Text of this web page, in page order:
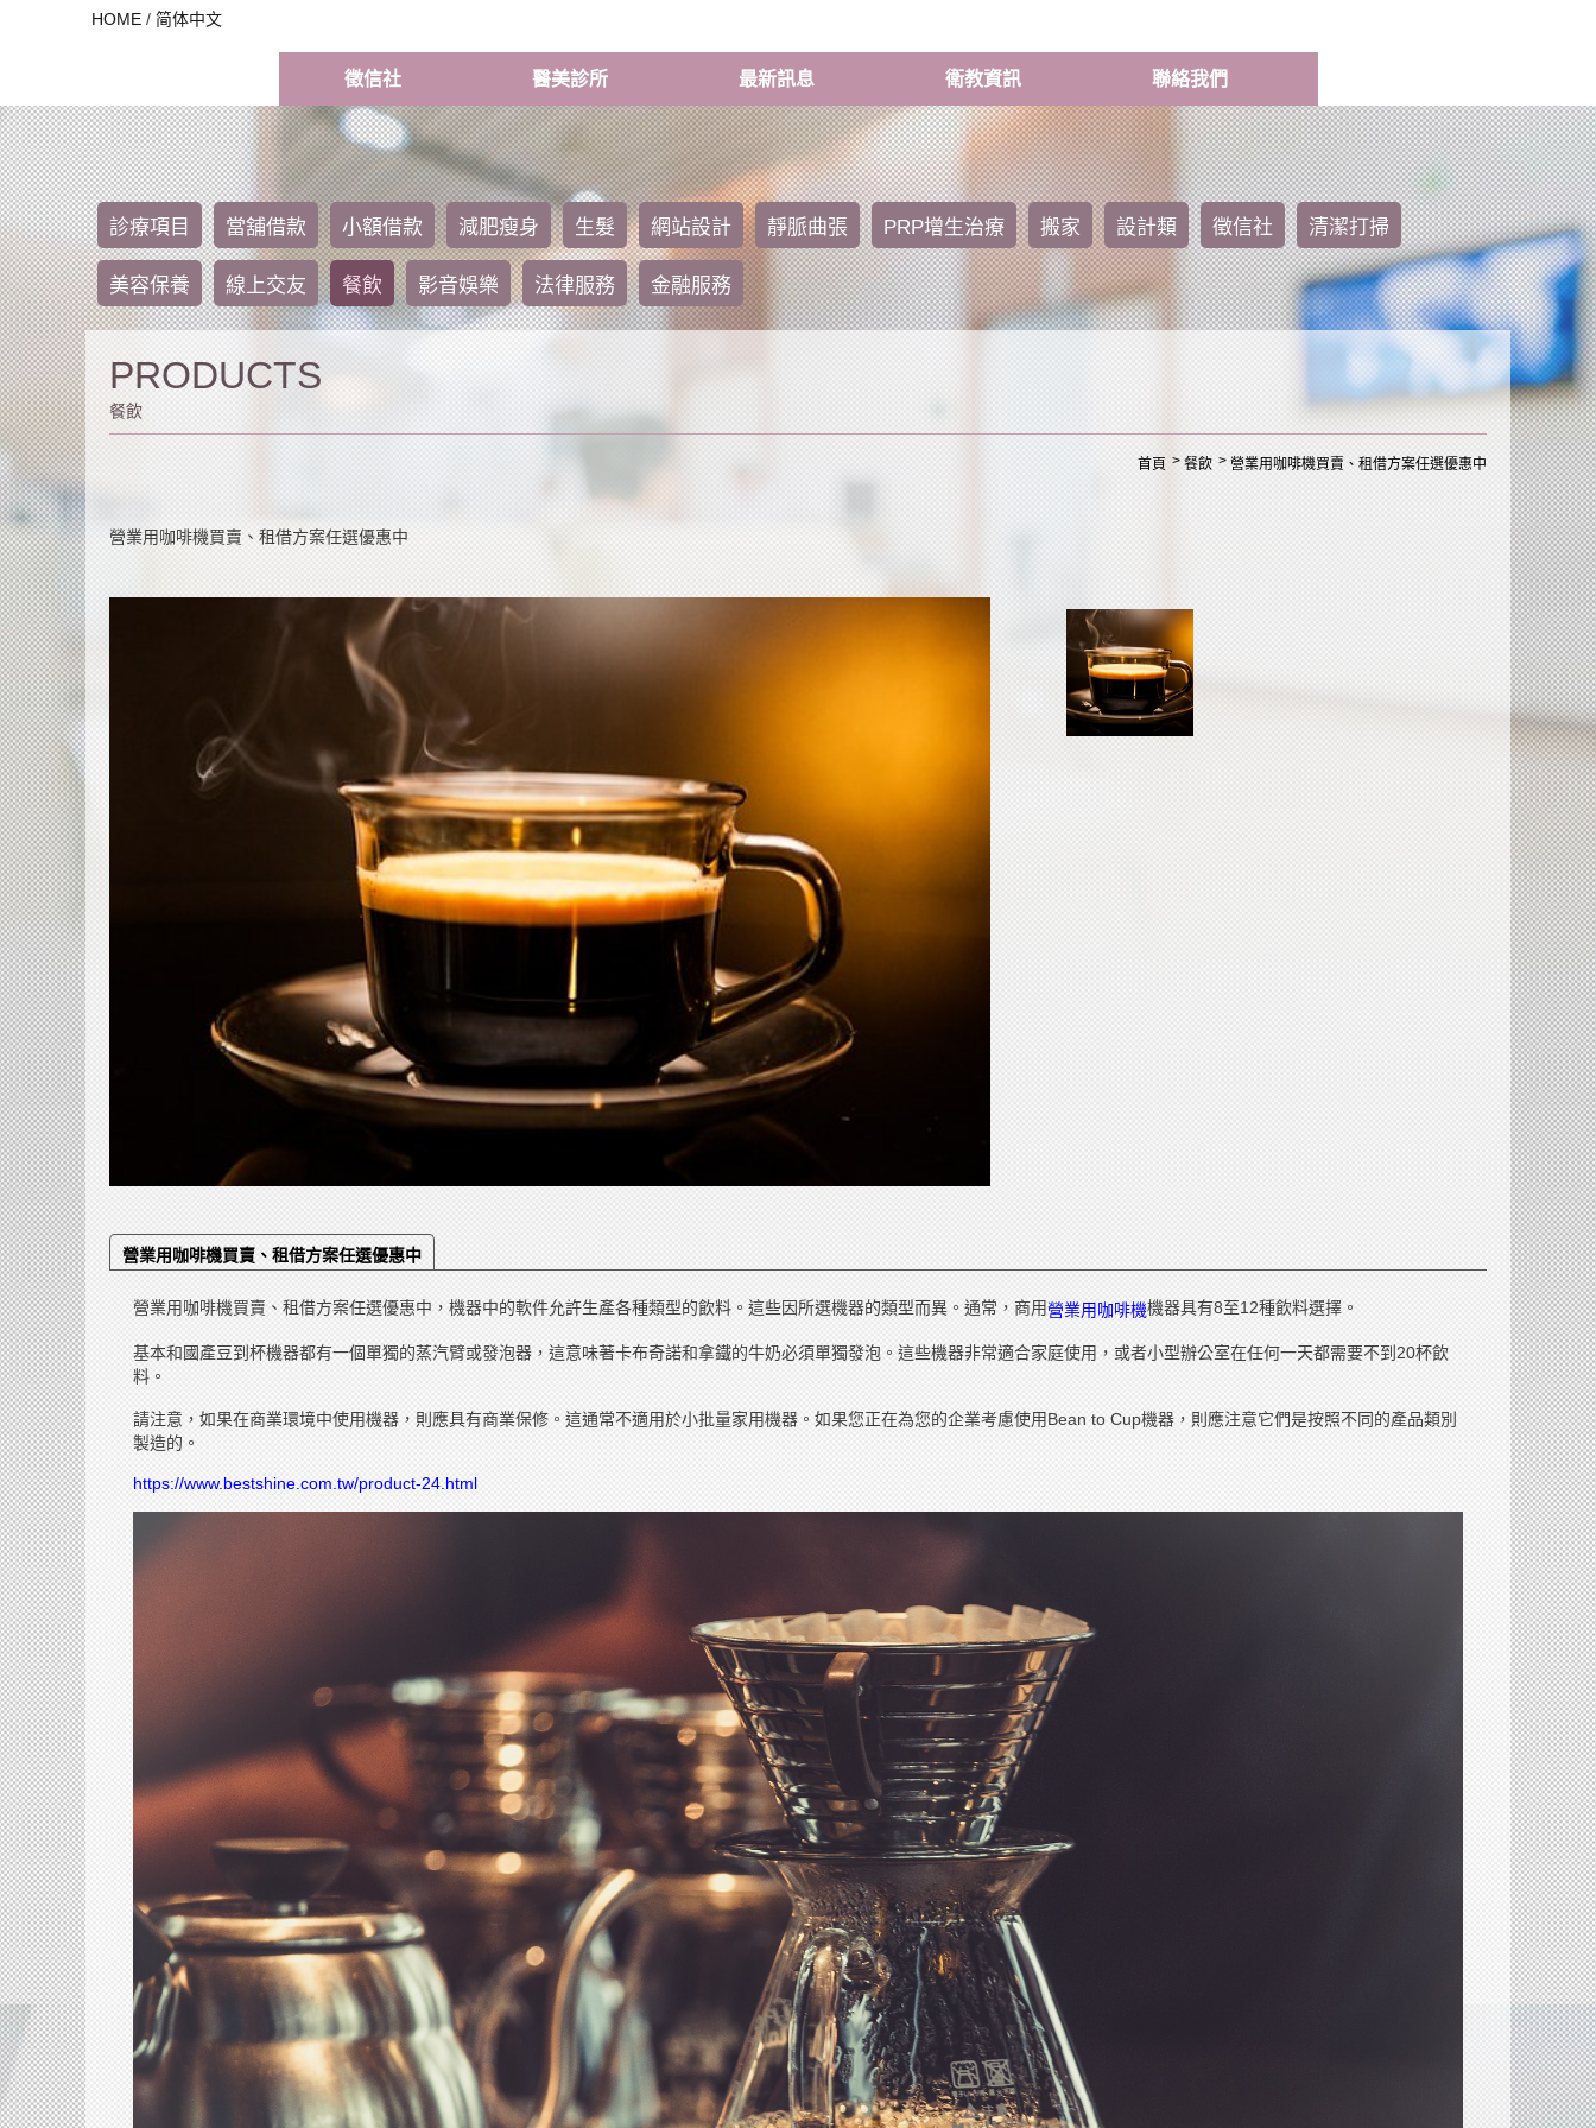
HOME / 简体中文
徵信社 醫美診所 最新訊息 衛教資訊 聯絡我們
診療項目 當舖借款 小額借款 減肥瘦身 生髮 網站設計 靜脈曲張 PRP增生治療 搬家 設計類 徵信社 清潔打掃
美容保養 線上交友 餐飲 影音娛樂 法律服務 金融服務
PRODUCTS
餐飲
首頁 餐飲 營業用咖啡機買賣、租借方案任選優惠中
營業用咖啡機買賣、租借方案任選優惠中
營業用咖啡機買賣、租借方案任選優惠中
營業用咖啡機買賣、租借方案任選優惠中，機器中的軟件允許生產各種類型的飲料。這些因所選機器的類型而異。通常，商用營業用咖啡機機器具有8至12種飲料選擇。
基本和國產豆到杯機器都有一個單獨的蒸汽臂或發泡器，這意味著卡布奇諾和拿鐵的牛奶必須單獨發泡。這些機器非常適合家庭使用，或者小型辦公室在任何一天都需要不到20杯飲
料。
請注意，如果在商業環境中使用機器，則應具有商業保修。這通常不適用於小批量家用機器。如果您正在為您的企業考慮使用Bean to Cup機器，則應注意它們是按照不同的產品類別
製造的。
https://www.bestshine.com.tw/product-24.html